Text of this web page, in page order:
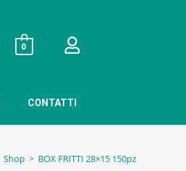
0
CONTATTI
Shop > BOX FRITTI 28×15 150pz